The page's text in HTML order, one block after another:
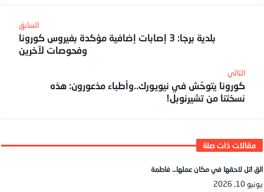
بلدية برجا: 3 إصابات إضافية مؤكدة بفيروس كورونا
وفحوصات لآخرين
‎التالي
كورونا يتوحّش في نيويورك..وأطباء مذعورون: هذه
نسختنا من تشيرنوبل!
الق اتل لاحقها في مكان عملها… فاطمة
يونيو 10, 2026